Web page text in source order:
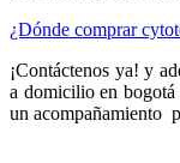
¿Dónde comprar
¡Contáctenos ya! y
a domicilio en
un acompañamiento